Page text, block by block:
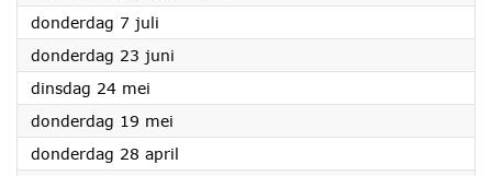
donderdag 7 juli
donderdag 23 juni
dinsdag 24 mei
donderdag 19 mei
donderdag 28 april